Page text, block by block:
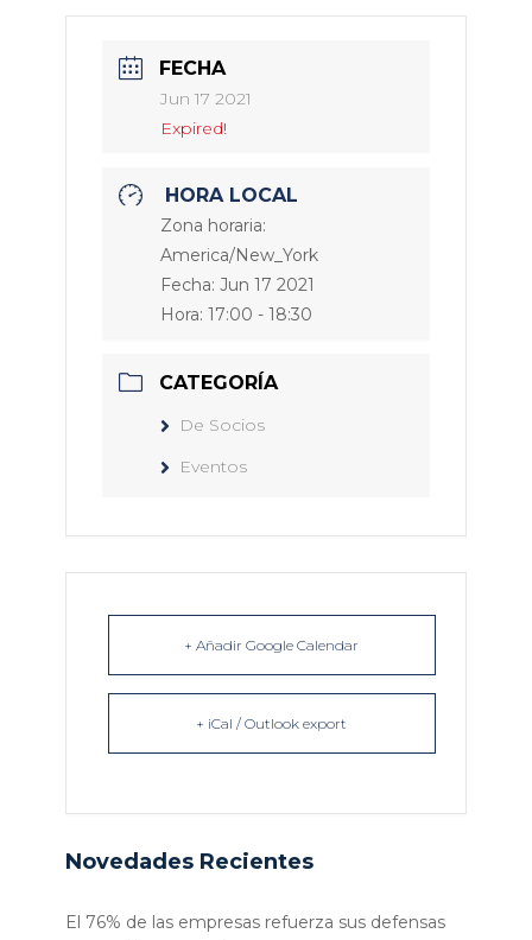
FECHA
Jun 17 2021
Expired!
HORA LOCAL
Zona horaria:
America/New_York
Fecha: Jun 17 2021
Hora: 17:00 - 18:30
CATEGORÍA
De Socios
Eventos
+ Añadir Google Calendar
+ iCal / Outlook export
Novedades Recientes
El 76% de las empresas refuerza sus defensas